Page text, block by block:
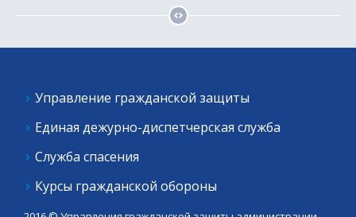
Управление гражданской защиты
Единая дежурно-диспетчерская служба
Служба спасения
Курсы гражданской обороны